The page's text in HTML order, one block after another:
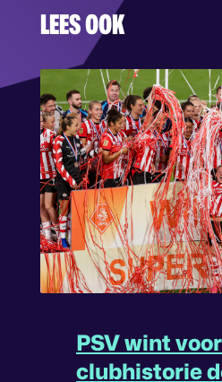
LEES OOK
PSV wint
clubhistorie